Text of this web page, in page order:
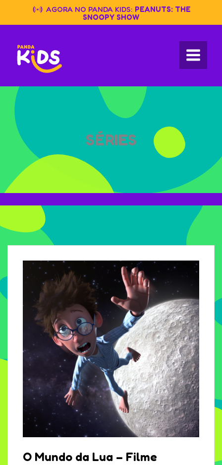
content
AGORA NO PANDA KIDS: PEANUTS: THE
SNOOPY SHOW
SÉRIES
O Mundo da Lua – Filme